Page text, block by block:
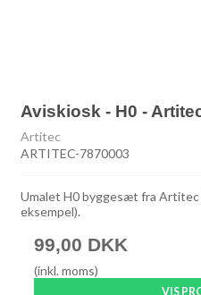
Aviskiosk - H0 -
Artitec
ARTITEC-7870003
Umalet H0 byggesæt fra
eksempel).
99,00 DKK
(inkl. moms)
VIS